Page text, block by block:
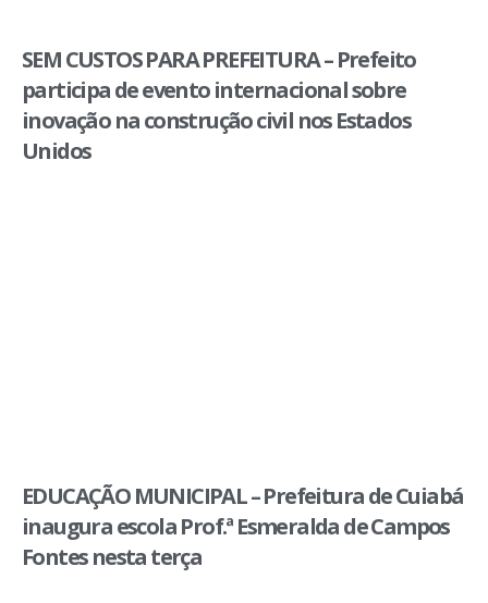
SEM CUSTOS PARA PREFEITURA – Prefeito
participa de evento internacional sobre
inovação na construção civil nos Estados
Unidos
EDUCAÇÃO MUNICIPAL – Prefeitura de Cuiabá
inaugura escola Prof.ª Esmeralda de Campos
Fontes nesta terça